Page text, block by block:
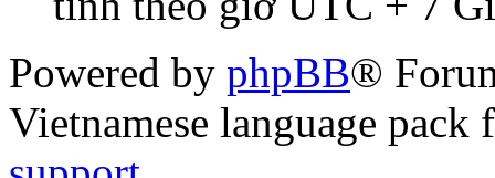
Powered by phpBB®
Vietnamese language